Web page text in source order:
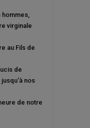
virginale
au Fils de
de
nos
de notre